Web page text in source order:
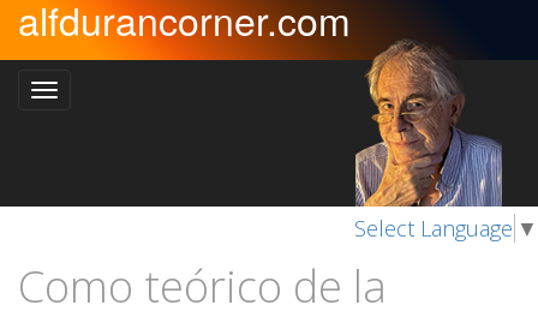
alfdurancorner.com
Select Language ▼
Como teórico de la